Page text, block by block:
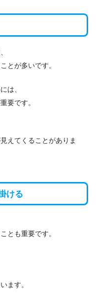
とが多いです。
は、
要です。
えてくることがありま
ける
とも重要です。
ます。